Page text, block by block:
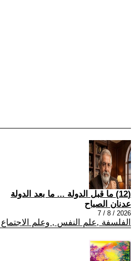
(12) ما قبل الدولة ... ما بعد الدولة
عدنان الصباح
2026 / 8 / 7
الفلسفة ,علم النفس , وعلم الاجتماع